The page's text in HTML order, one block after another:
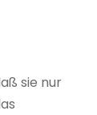
sie nur